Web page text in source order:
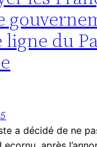
ligne du
a décidé de ne